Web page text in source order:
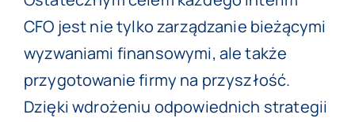
CFO jest nie tylko zarządzanie bieżącymi
wyzwaniami finansowymi, ale także
przygotowanie firmy na przyszłość.
Dzięki wdrożeniu odpowiednich strategii